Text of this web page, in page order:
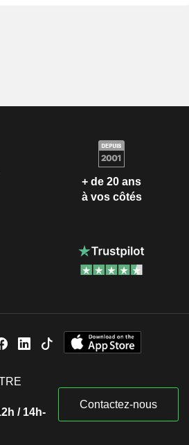
+ de 20 ans
à vos côtés
/ 14h-
Contactez-nous